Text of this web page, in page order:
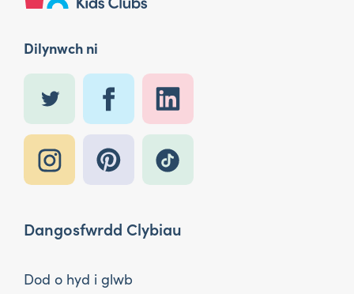
Dilynwch ni
Dangosfwrdd Clybiau
Dod o hyd i glwb